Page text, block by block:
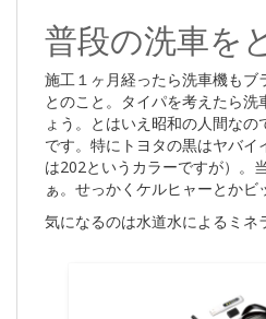
普段の洗車を
施工１ヶ月経ったら洗車機もブ
とのこと。タイパを考えたら洗
ょう。とはいえ昭和の人間な
です。特にトヨタの黒はヤバ
は202というカラーですが）。
ぁ。せっかくケルヒャーとかビ
気になるのは水道水によるミネ